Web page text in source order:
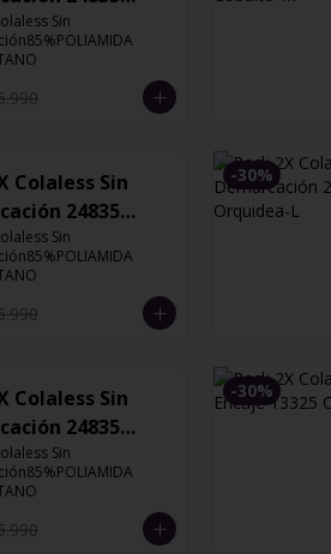
L
Sin
Colaless Sin
24835
Sin
-30%
Colaless Sin
24835
MSin
-30%